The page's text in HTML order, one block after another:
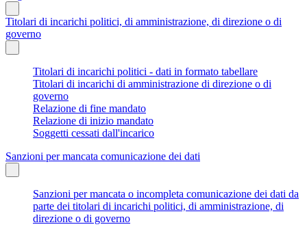
Titolari di incarichi politici, di amministrazione, di direzione o di
governo
Titolari di incarichi politici - dati in formato tabellare
Titolari di incarichi di amministrazione di direzione o di
governo
Relazione di fine mandato
Relazione di inizio mandato
Soggetti cessati dall'incarico
Sanzioni per mancata comunicazione dei dati
Sanzioni per mancata o incompleta comunicazione dei dati da
parte dei titolari di incarichi politici, di amministrazione, di
direzione o di governo